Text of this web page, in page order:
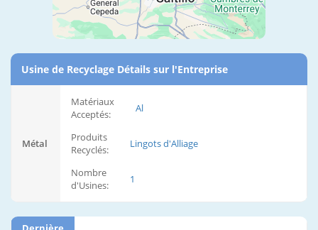
Usine de Recyclage Détails sur l'Entreprise
Métal
Matériaux
Acceptés:
Al
Produits
Recyclés:
Lingots d'Alliage
Nombre
d'Usines:
1